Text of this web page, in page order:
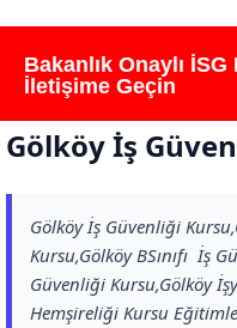
Bakanlık Onaylı
İletişime Geçin
Gölköy İş
Gölköy İş Güvenliği
Kursu,Gölköy BSınıfı İş
Güvenliği Kursu,Gölköy
Hemşireliği Kursu